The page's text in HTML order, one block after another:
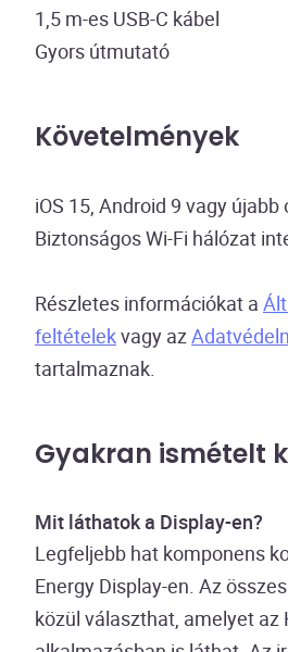
1,5 m-es USB-C kábel
Gyors útmutató
Követelmények
iOS 15, Android 9 vagy
Biztonságos Wi-Fi hálózat
Részletes információkat a
feltételekvagy az
tartalmaznak.
Gyakran ismételt
Mit láthatok a Display-en?
Legfeljebb hat komponens
Energy Display-en. Az
közül választhat, amelyet az